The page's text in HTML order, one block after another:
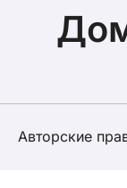
Авторские